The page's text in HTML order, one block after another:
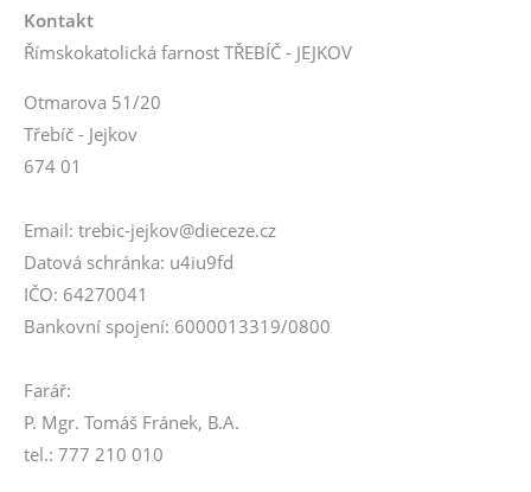
Kontakt
Římskokatolická farnost TŘEBÍČ - JEJKOV
Otmarova 51/20
Třebíč - Jejkov
674 01
Email: trebic-jejkov@dieceze.cz
Datová schránka: u4iu9fd
IČO: 64270041
Bankovní spojení: 6000013319/0800
Farář:
P. Mgr. Tomáš Fránek, B.A.
tel.: 777 210 010